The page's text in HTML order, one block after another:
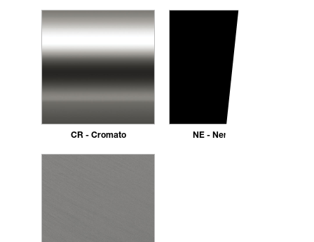
CR - Cromato NE - Nero opaco